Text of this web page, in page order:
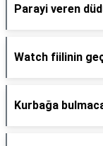
Parayi veren
Watch fiilinin
Kurbağa